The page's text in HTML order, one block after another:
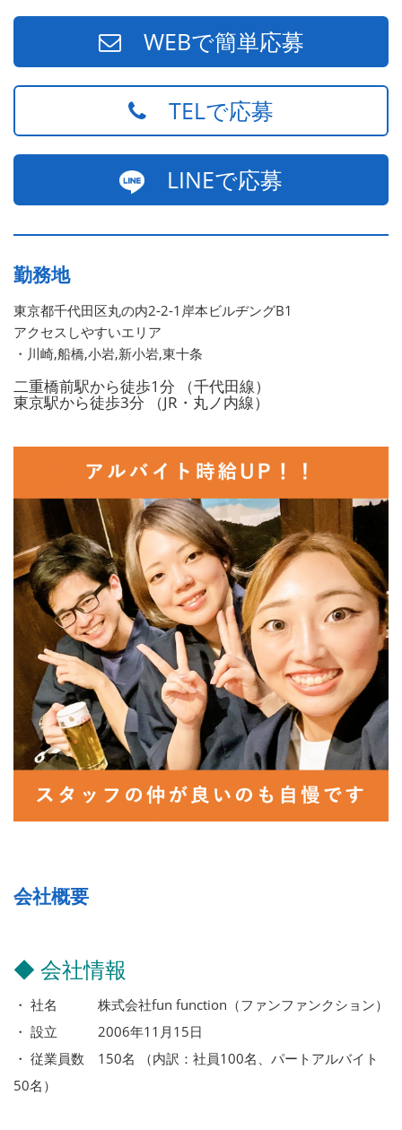
WEBで簡単応募
TELで応募
LINEで応募
勤務地
東京都千代田区丸の内2-2-1岸本ビルヂングB1
アクセスしやすいエリア
・川崎,船橋,小岩,新小岩,東十条
二重橋前駅から徒歩1分 （千代田線）
東京駅から徒歩3分 （JR・丸ノ内線）
会社概要
◆ 会社情報
・ 社名 株式会社fun function（ファンファンクション）
・ 設立 2006年11月15日
・ 従業員数 150名 （内訳：社員100名、パートアルバイト
50名）